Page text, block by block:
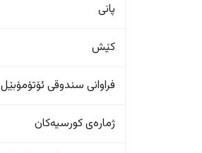
پانی
کێش
فراوانی سندوقی ئۆتۆمۆبێل
ژمارەی کورسیەکان